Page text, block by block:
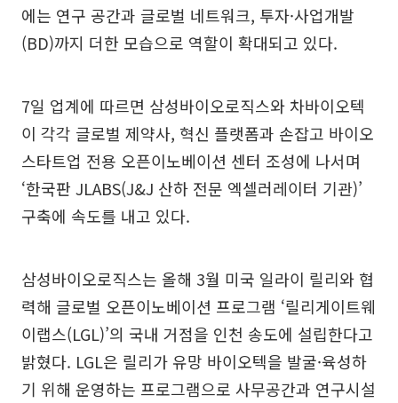
에는 연구 공간과 글로벌 네트워크, 투자·사업개발
(BD)까지 더한 모습으로 역할이 확대되고 있다.
7일 업계에 따르면 삼성바이오로직스와 차바이오텍
이 각각 글로벌 제약사, 혁신 플랫폼과 손잡고 바이오
스타트업 전용 오픈이노베이션 센터 조성에 나서며
‘한국판 JLABS(J&J 산하 전문 엑셀러레이터 기관)’
구축에 속도를 내고 있다.
삼성바이오로직스는 올해 3월 미국 일라이 릴리와 협
력해 글로벌 오픈이노베이션 프로그램 ‘릴리게이트웨
이랩스(LGL)’의 국내 거점을 인천 송도에 설립한다고
밝혔다. LGL은 릴리가 유망 바이오텍을 발굴·육성하
기 위해 운영하는 프로그램으로 사무공간과 연구시설